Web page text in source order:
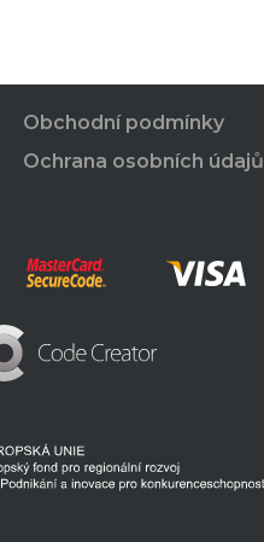
Obchodní podmínky
Ochrana osobních údajů